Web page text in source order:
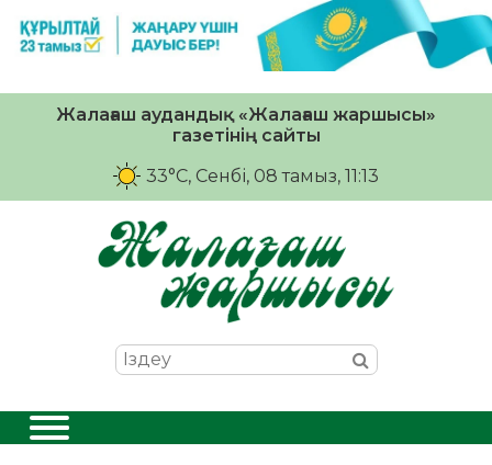
Жалағаш аудандық «Жалағаш жаршысы»
газетінің сайты
33°C, Сенбі, 08 тамыз, 11:13